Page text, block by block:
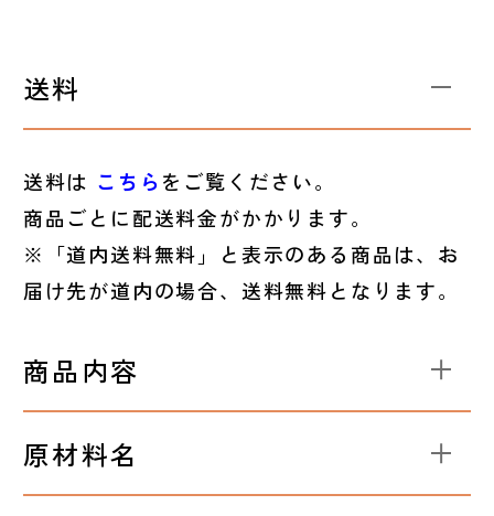
送料
送料は こちらをご覧ください。
商品ごとに配送料金がかかります。
※「道内送料無料」と表示のある商品は、お
届け先が道内の場合、送料無料となります。
商品内容
原材料名